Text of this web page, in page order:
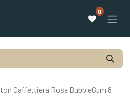
0
Caffettiera Rose BubbleGum 8